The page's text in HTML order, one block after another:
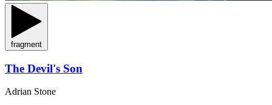
fragment
The Devil's Son
Adrian Stone